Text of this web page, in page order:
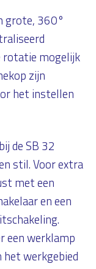
grote, 360°
rotatie mogelijk
zijn
het instellen
de SB 32
stil. Voor extra
met een
en een
een werklamp
werkgebied